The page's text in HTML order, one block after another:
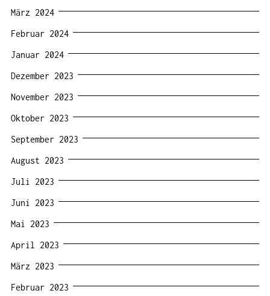
März 2024
Februar 2024
Januar 2024
Dezember 2023
November 2023
Oktober 2023
September 2023
August 2023
Juli 2023
Juni 2023
Mai 2023
April 2023
März 2023
Februar 2023